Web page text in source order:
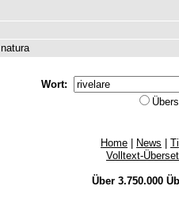
natura
Wort:
Home News
Volltext-
Über 3.750.000